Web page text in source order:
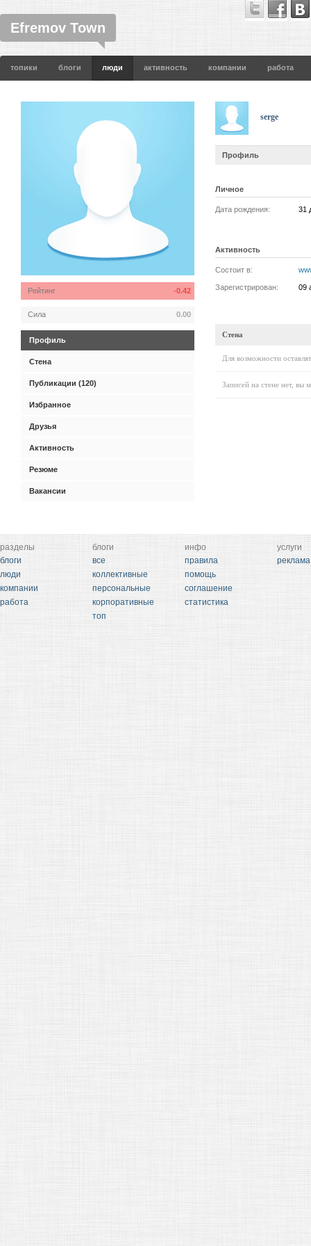
Efremov Town
топики блоги люди активность компании работа
serge
Профиль
Личное
Дата рождения: 31
Активность
Состоит в:
Зарегистрирован: 09
Стена
Для возможности
Записей на стене нет, вы
Рейтинг -0.42
Сила 0.00
Профиль
Стена
Публикации (120)
Избранное
Друзья
Активность
Резюме
Вакансии
разделы
блоги
люди
компании
работа
блоги
все
коллективные
персональные
корпоративные
топ
инфо
правила
помощь
соглашение
статистика
услуги
реклама